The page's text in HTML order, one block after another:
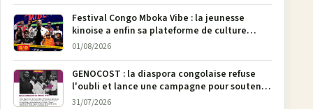
Festival Congo Mboka Vibe : la jeunesse
kinoise a enfin sa plateforme de culture
urbaine
01/08/2026
GENOCOST : la diaspora congolaise refuse
l'oubli et lance une campagne pour soutenir
la pétition FONAREV depuis Bruxelles
31/07/2026